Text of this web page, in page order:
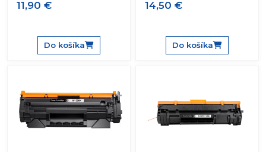
11,90 €
Do košíka
14,50 €
Do košíka